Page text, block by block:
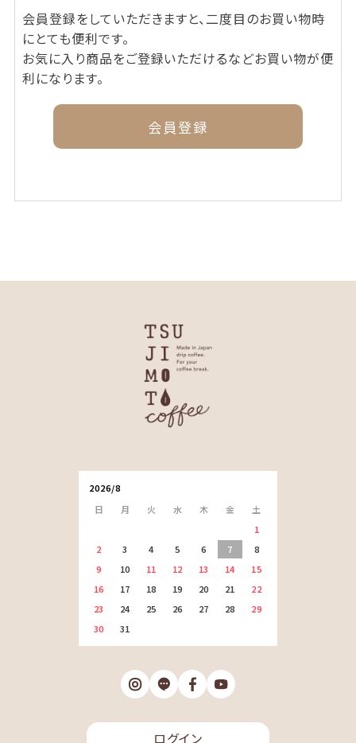
会員登録をしていただきますと、二度目のお買い物時
にとても便利です。
お気に入り商品をご登録いただけるなどお買い物が便
利になります。
会員登録
2026/8
日
月 火 水 木 金
土
1
2
3 4 5 6 7
8
9
10 11 12 13 14
15
16
17 18 19 20 21
22
23
24 25 26 27 28
29
30
31
ログイン